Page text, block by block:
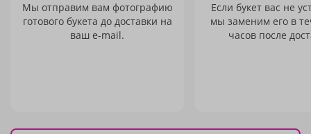
Мы отправим вам фотографию
готового букета до доставки на
ваш e-mail.
Если букет вас не
мы заменим его в
часов после